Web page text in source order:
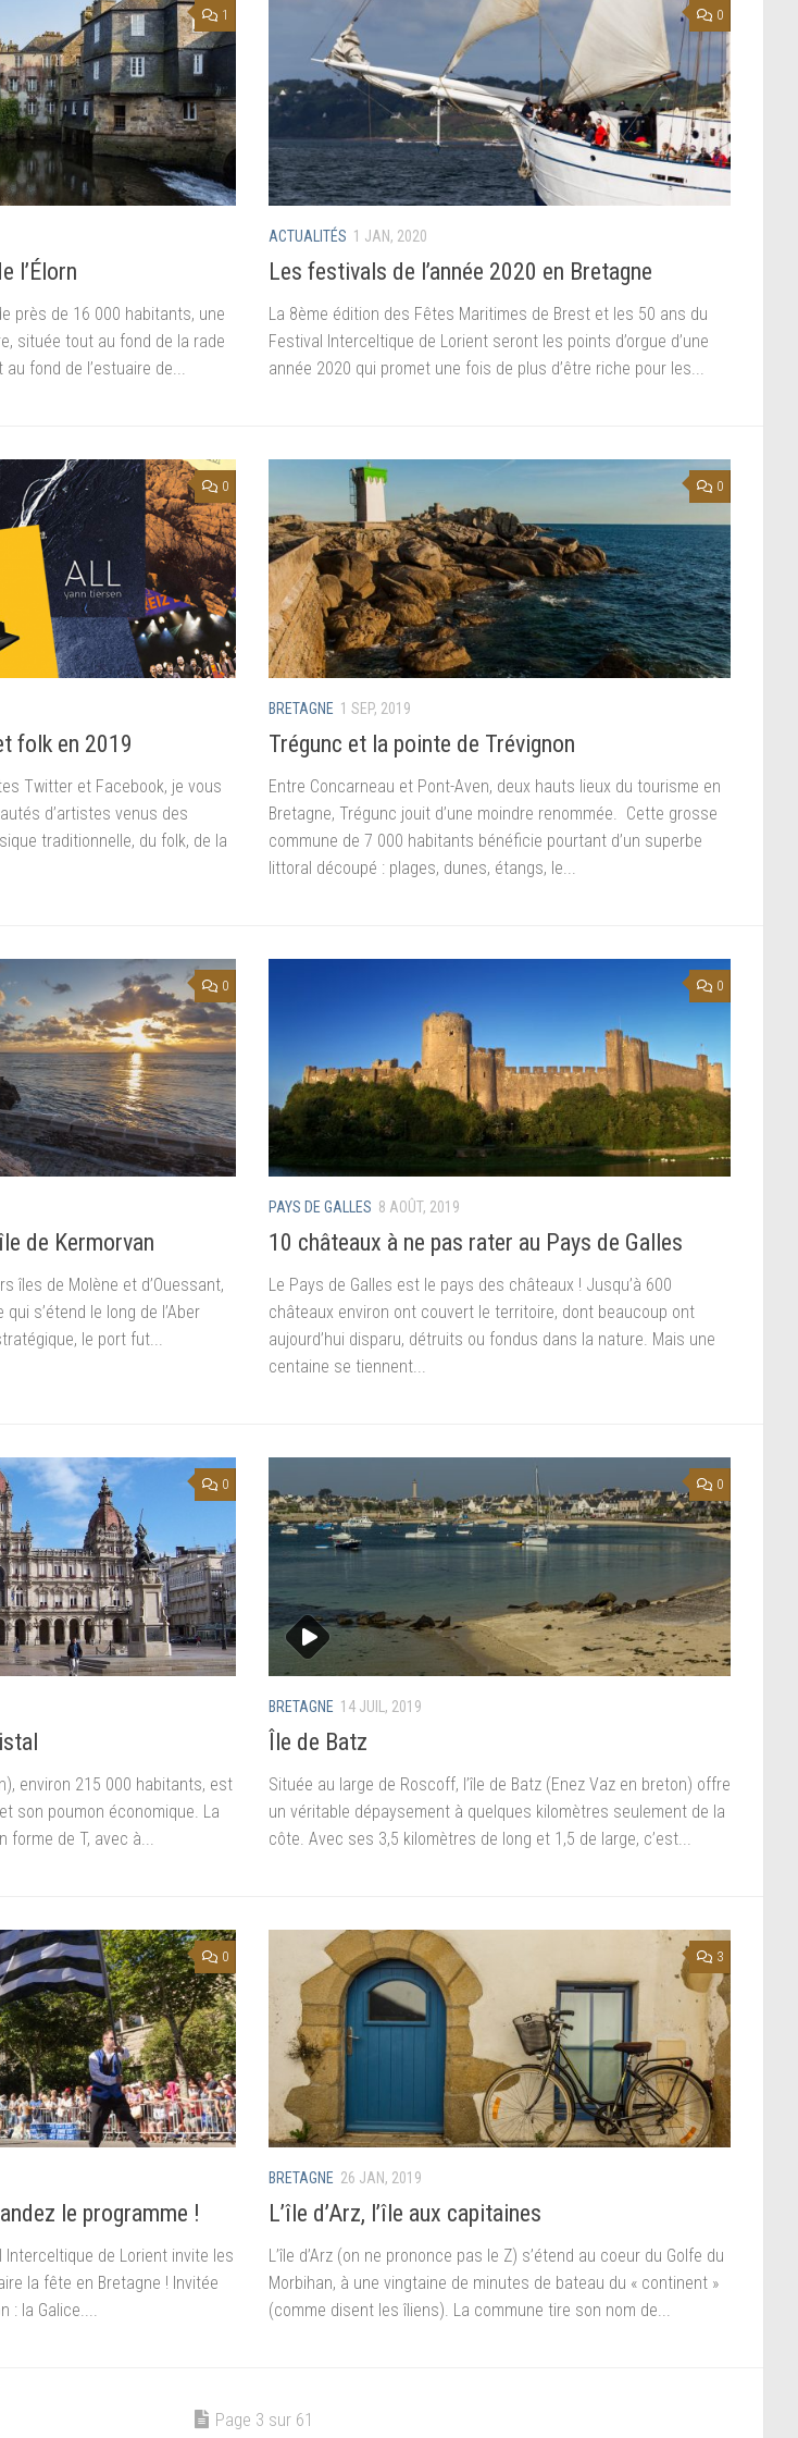
1
l’Élorn
près de 16 000 habitants, une
située tout au fond de la rade
fond de l’estuaire de...
0
ACTUALITÉS 1 JAN, 2020
Les festivals de l’année 2020 en Bretagne
La 8ème édition des Fêtes Maritimes de Brest et les 50 ans du
Festival Interceltique de Lorient seront les points d’orgue d’une
année 2020 qui promet une fois de plus d’être riche pour les...
0
folk en 2019
Twitter et Facebook, je vous
d’artistes venus des
traditionnelle, du folk, de la
0
BRETAGNE 1 SEP, 2019
Trégunc et la pointe de Trévignon
Entre Concarneau et Pont-Aven, deux hauts lieux du tourisme en
Bretagne, Trégunc jouit d’une moindre renommée. Cette grosse
commune de 7 000 habitants bénéficie pourtant d’un superbe
littoral découpé : plages, dunes, étangs, le...
0
de Kermorvan
îles de Molène et d’Ouessant,
s’étend le long de l’Aber
le port fut...
0
PAYS DE GALLES 8 AOÛT, 2019
10 châteaux à ne pas rater au Pays de Galles
Le Pays de Galles est le pays des châteaux ! Jusqu’à 600
châteaux environ ont couvert le territoire, dont beaucoup ont
aujourd’hui disparu, détruits ou fondus dans la nature. Mais une
centaine se tiennent...
0
environ 215 000 habitants, est
son poumon économique. La
de T, avec à...
0
BRETAGNE 14 JUIL, 2019
Île de Batz
Située au large de Roscoff, l’île de Batz (Enez Vaz en breton) offre
un véritable dépaysement à quelques kilomètres seulement de la
côte. Avec ses 3,5 kilomètres de long et 1,5 de large, c’est...
0
le programme !
de Lorient invite les
la fête en Bretagne ! Invitée
: la Galice....
3
BRETAGNE 26 JAN, 2019
L’île d’Arz, l’île aux capitaines
L’île d’Arz (on ne prononce pas le Z) s’étend au coeur du Golfe du
Morbihan, à une vingtaine de minutes de bateau du « continent »
(comme disent les îliens). La commune tire son nom de...
Page 3 sur 61